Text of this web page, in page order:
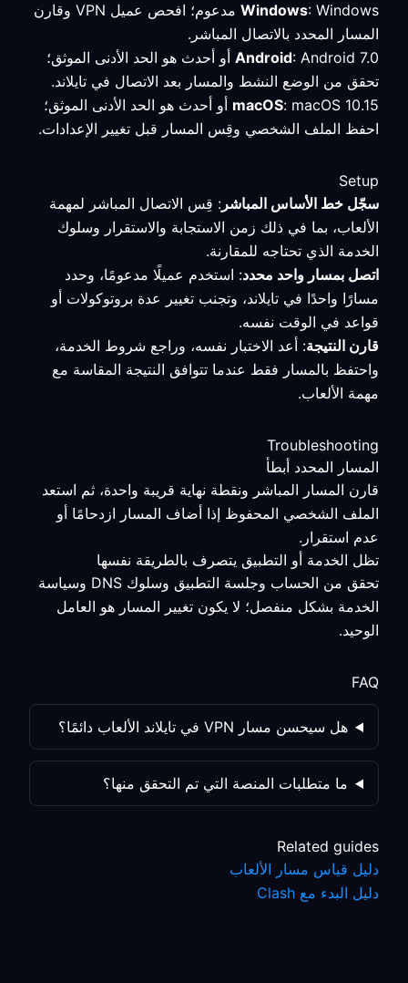
Windows
: Windows مدعوم؛ افحص عميل VPN وقارن
المسار المحدد بالاتصال المباشر.
Android : Android 7.0 أو أحدث هو الحد الأدنى الموثق؛
تحقق من الوضع النشط والمسار بعد الاتصال في تايلاند.
macOS : macOS 10.15 أو أحدث هو الحد الأدنى الموثق؛
احفظ الملف الشخصي وقِس المسار قبل تغيير الإعدادات.
Setup
سجّل خط الأساس المباشر : قِس الاتصال المباشر لمهمة
الألعاب، بما في ذلك زمن الاستجابة والاستقرار وسلوك
الخدمة الذي تحتاجه للمقارنة.
اتصل بمسار واحد محدد: استخدم عميلًا مدعومًا، وحدد
مسارًا واحدًا في تايلاند، وتجنب تغيير عدة بروتوكولات أو
قواعد في الوقت نفسه.
قارن النتيجة: أعد الاختبار نفسه، وراجع شروط الخدمة،
واحتفظ بالمسار فقط عندما تتوافق النتيجة المقاسة مع
مهمة الألعاب.
Troubleshooting
المسار المحدد أبطأ
قارن المسار المباشر ونقطة نهاية قريبة واحدة، ثم استعد
الملف الشخصي المحفوظ إذا أضاف المسار ازدحامًا أو
عدم استقرار.
تظل الخدمة أو التطبيق يتصرف بالطريقة نفسها
تحقق من الحساب وجلسة التطبيق وسلوك DNS وسياسة
الخدمة بشكل منفصل؛ لا يكون تغيير المسار هو العامل
الوحيد.
FAQ
هل سيحسن مسار VPN في تايلاند الألعاب دائمًا؟
ما متطلبات المنصة التي تم التحقق منها؟
Related guides
دليل قياس مسار الألعاب
دليل البدء مع Clash